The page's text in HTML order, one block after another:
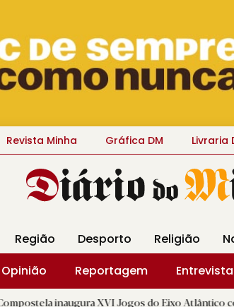
Revista Minha Gráfica DM Livraria
Região Desporto Religião
Opinião
Reportagem Entrevista
XVI Jogos do Eixo Atlântico com mais de